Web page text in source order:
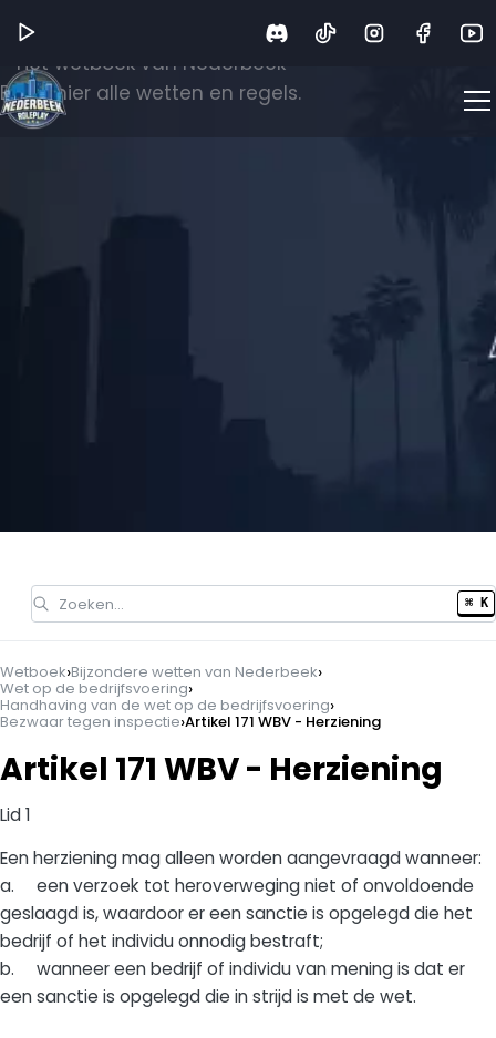
Het wetboek van Nederbeek
Bekijk hier alle wetten en regels.
Zoeken… ⌘ K
Wetboek›Bijzondere wetten van Nederbeek›
Wet op de bedrijfsvoering›
Handhaving van de wet op de bedrijfsvoering›
Bezwaar tegen inspectie›Artikel 171 WBV - Herziening
Artikel 171 WBV - Herziening
Lid 1
Een herziening mag alleen worden aangevraagd wanneer:
a. een verzoek tot heroverweging niet of onvoldoende
geslaagd is, waardoor er een sanctie is opgelegd die het
bedrijf of het individu onnodig bestraft;
b. wanneer een bedrijf of individu van mening is dat er
een sanctie is opgelegd die in strijd is met de wet.